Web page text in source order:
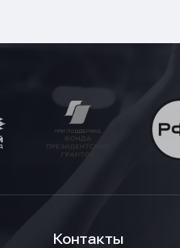
Контакты